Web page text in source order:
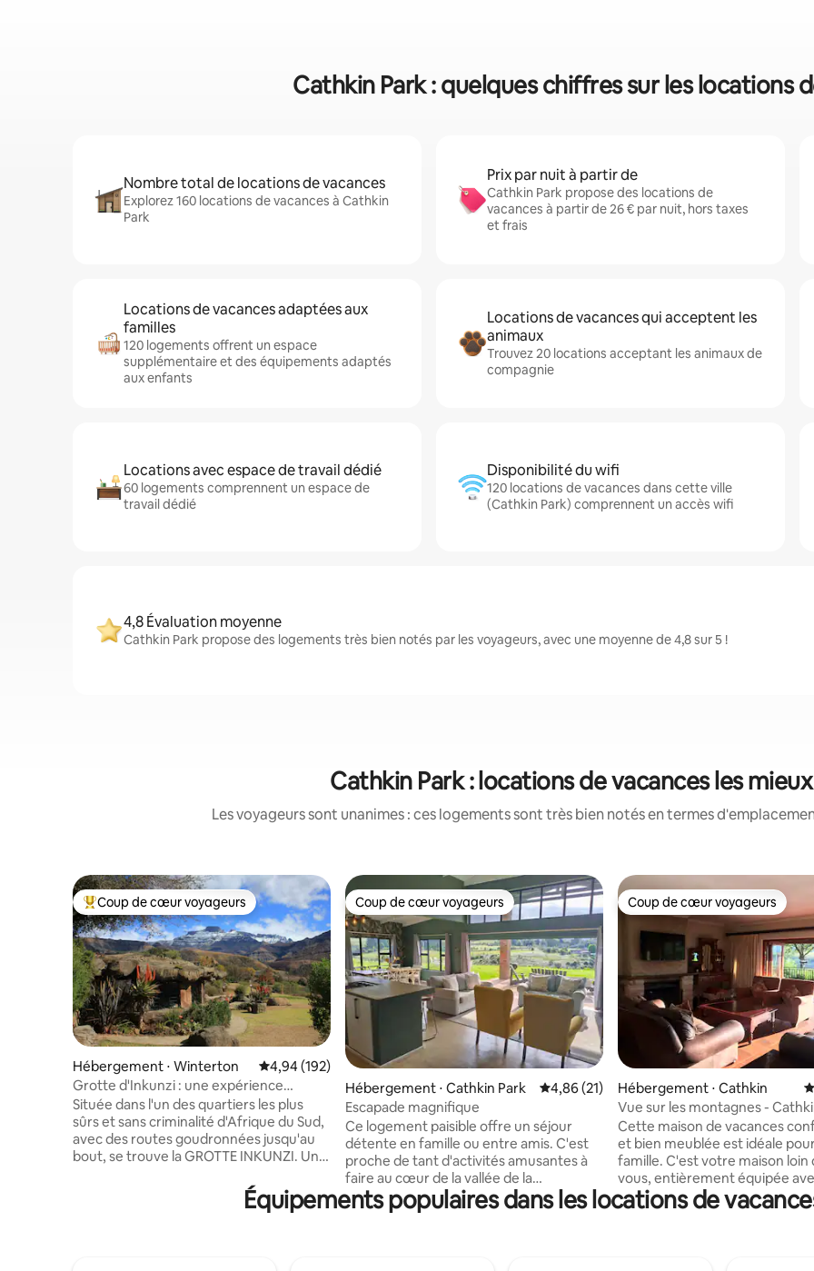
Cathkin Park : quelques chiffres sur les locations
Nombre total de locations de vacances
Explorez 160 locations de vacances à Cathkin
Park
Prix par nuit à partir de
Cathkin Park propose des locations de
vacances à partir de 26 € par nuit, hors taxes
et frais
Locations de vacances adaptées aux
familles
120 logements offrent un espace
supplémentaire et des équipements adaptés
aux enfants
Locations de vacances qui acceptent les
animaux
Trouvez 20 locations acceptant les animaux de
compagnie
Locations avec espace de travail dédié
60 logements comprennent un espace de
travail dédié
Disponibilité du wifi
120 locations de vacances dans cette ville
(Cathkin Park) comprennent un accès wifi
4,8 Évaluation moyenne
Cathkin Park propose des logements très bien notés par les voyageurs, avec une moyenne de 4,8 sur 5 !
Cathkin Park : locations de vacances les
Les voyageurs sont unanimes : ces logements sont très bien notés en termes
Coups de cœur voyageurs les plus appréciés
Coup de cœur voyageurs
Hébergement ⋅ Winterton Évaluation moyenne sur la base de 192 commentaires : 4,94 sur 5
4,94 (192)
Grotte d'Inkunzi : une expérience
africaine unique.
Située dans l'un des quartiers les plus
sûrs et sans criminalité d'Afrique du Sud,
avec des routes goudronnées jusqu'au
bout, se trouve la GROTTE INKUNZI. Une
le propriétaire avec un thème Bushman.
1 chambre seulement avec lit double. Lit
Coup de cœur voyageurs
Coup de cœur voyageurs
Hébergement ⋅ Cathkin Park Évaluation moyenne sur la base de 21
4,86 (21)
Escapade magnifique
Ce logement paisible offre un séjour
détente en famille ou entre amis. C'est
proche de tant d'activités amusantes à
faire au cœur de la vallée de la
Champagne, dans la région de Central
Drakensberg. Ce logement indépendant
Coup de cœur voyageurs
Coup de cœur voyageurs
Hébergement ⋅ Cathkin
Vue sur les montagnes -
Drakenberg
Cette maison de vacances
et bien meublée est idéale
famille. C'est votre maison loin de chez
vous, entièrement équipée
Wi-Fi, grande salle à manger,
extérieur et belle piscine
Équipements populaires dans les locations de